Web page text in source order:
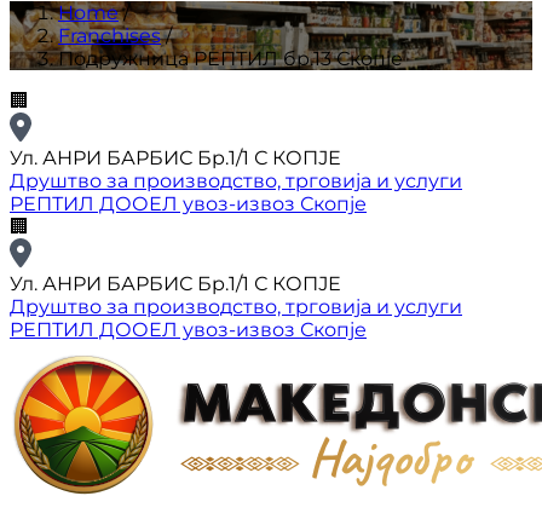
Home/
Franchises/
Подружница РЕПТИЛ бр.13 Скопје
🏢
Ул. АНРИ БАРБИС Бр.1/1 С КОПЈЕ
Друштво за производство, трговија и услуги
РЕПТИЛ ДООЕЛ увоз-извоз Скопје
🏢
Ул. АНРИ БАРБИС Бр.1/1 С КОПЈЕ
Друштво за производство, трговија и услуги
РЕПТИЛ ДООЕЛ увоз-извоз Скопје